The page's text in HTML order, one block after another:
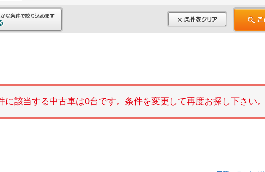
に該当する中古車は0台です。条件を変更して再度お探し下さい。